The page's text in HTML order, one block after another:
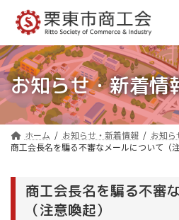
ン
ツ
へ
ス
キ
ッ
ー
シ
ョ
ン
に
移
お知らせ・新着情
ホーム お知らせ・新着情報
お知ら
商工会長名を騙る不審なメールについて（注
商工会長名を騙る不審
（注意喚起）